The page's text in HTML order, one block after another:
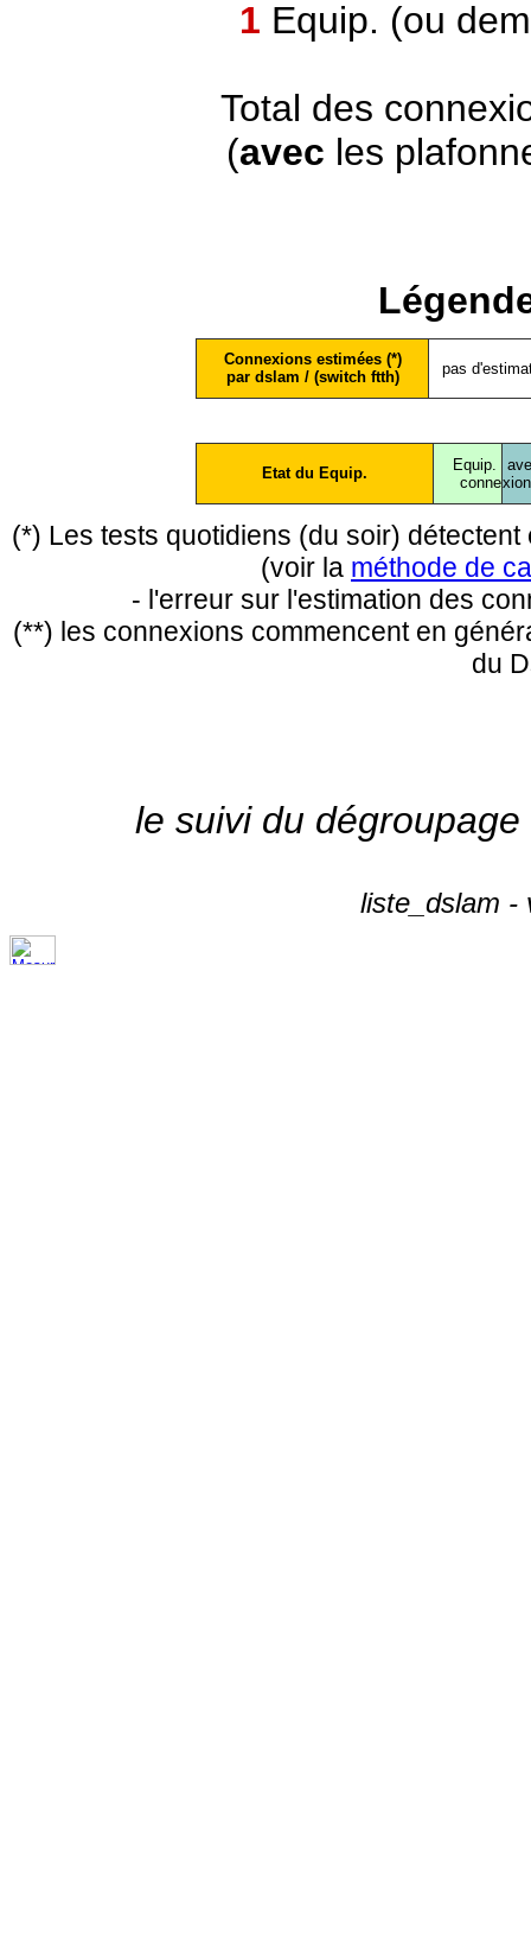
1 Equip. (ou
Total des
(avec les
Connexions estimées (*)
par dslam / (switch ftth)
pas
Etat du Equip.
Equip.
conne
(*) Les tests quotidiens (du soir)
(voir la méthode de
- l'erreur sur l'estimation des
(**) les connexions commencent en
du
le suivi du
liste_dslam -